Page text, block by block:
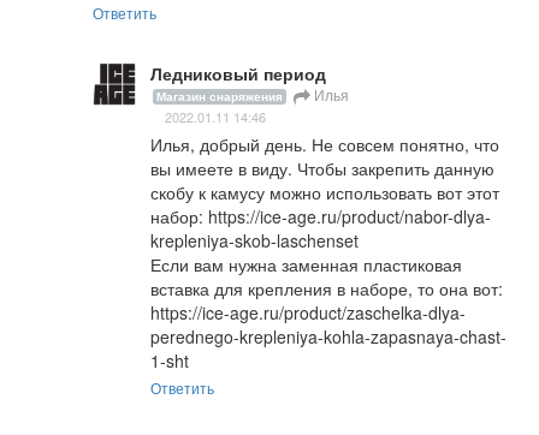
Ответить
Ледниковый период
Магазин снаряжения Илья
2022.01.11 14:46
Илья, добрый день. Не совсем понятно, что
вы имеете в виду. Чтобы закрепить данную
скобу к камусу можно использовать вот этот
набор: https://ice-age.ru/product/nabor-dlya-
krepleniya-skob-laschenset
Если вам нужна заменная пластиковая
https://ice-age.ru/product/zaschelka-dlya-
perednego-krepleniya-kohla-zapasnaya-chast-
1-sht
Ответить